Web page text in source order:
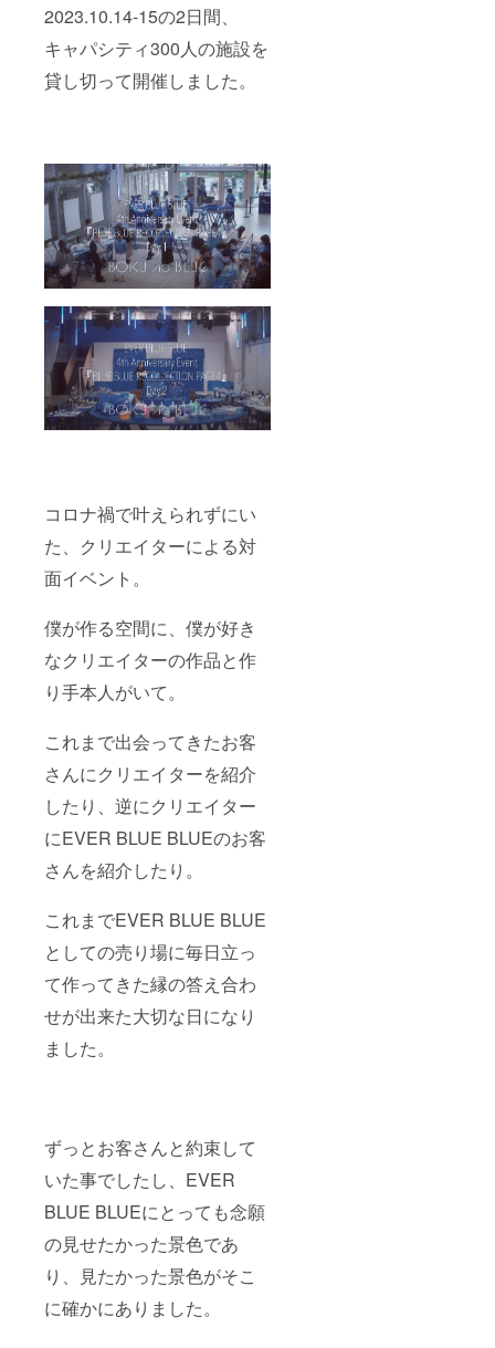
2023.10.14-15の2日間、
キャパシティ300人の施設を
貸し切って開催しました。
コロナ禍で叶えられずにい
た、クリエイターによる対
面イベント。
僕が作る空間に、僕が好き
なクリエイターの作品と作
り手本人がいて。
これまで出会ってきたお客
さんにクリエイターを紹介
したり、逆にクリエイター
にEVER BLUE BLUEのお客
さんを紹介したり。
これまでEVER BLUE BLUE
としての売り場に毎日立っ
て作ってきた縁の答え合わ
せが出来た大切な日になり
ました。
ずっとお客さんと約束して
いた事でしたし、EVER
BLUE BLUEにとっても念願
の見せたかった景色であ
り、見たかった景色がそこ
に確かにありました。